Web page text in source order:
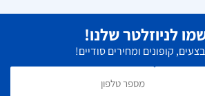
לניוזלטר שלנו!
קופונים ומחירים סודיים!